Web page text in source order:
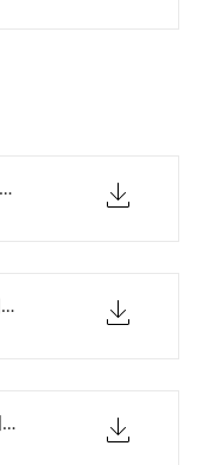
고1 2025년 3월 한줄해석 1단계 - 지문만.pdf
고1 2025년 3월 한줄해석 2단계 - 해석확인 단어빈칸.pdf
고1 2025년 3월 한줄해석 3단계 - 어법단어 해석빈칸.pdf